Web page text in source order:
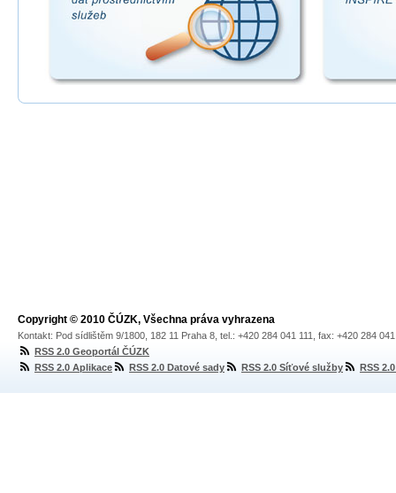
Copyright © 2010 ČÚZK, Všechna práva vyhrazena
Kontakt: Pod sídlištěm 9/1800, 182 11 Praha 8, tel.: +420 284 041 111, fax: +420 284
RSS 2.0 Geoportál ČÚZK
RSS 2.0 Aplikace
RSS 2.0 Datové sady RSS 2.0 Síťové služby RSS